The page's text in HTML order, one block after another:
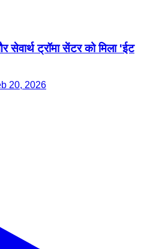
सेवार्थ ट्रॉमा सेंटर को मिला 'ईट
20, 2026